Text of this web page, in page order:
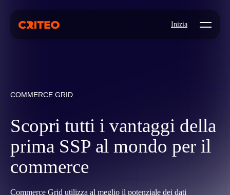
Inizia Open
COMMERCE GRID
Scopri tutti i vantaggi della
prima SSP al mondo per il
commerce
Commerce Grid utilizza al meglio il potenziale dei dati